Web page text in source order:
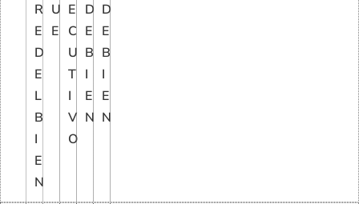
R
E
D
E
L
B
I
E
N
U
E
E
C
U
T
I
V
O
D
E
B
I
E
N
D
E
B
I
E
N